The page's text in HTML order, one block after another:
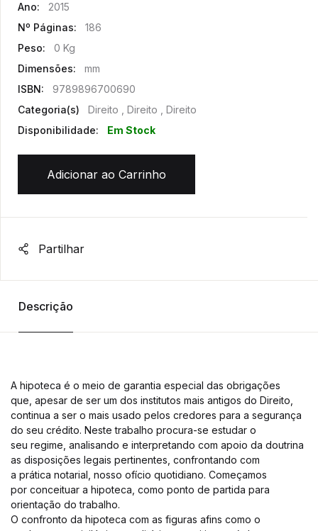
Ano:
2015
Nº Páginas:
186
Peso:
0 Kg
Dimensões:
mm
ISBN:
9789896700690
Categoria(s)
Direito , Direito , Direito
Disponibilidade:
Em Stock
Adicionar ao Carrinho
Partilhar
Descrição
A hipoteca é o meio de garantia especial das obrigações
que, apesar de ser um dos institutos mais antigos do Direito,
continua a ser o mais usado pelos credores para a segurança
do seu crédito. Neste trabalho procura-se estudar o
seu regime, analisando e interpretando com apoio da doutrina
as disposições legais pertinentes, confrontando com
a prática notarial, nosso ofício quotidiano. Começamos
por conceituar a hipoteca, como ponto de partida para
orientação do trabalho.
O confronto da hipoteca com as figuras afins como o